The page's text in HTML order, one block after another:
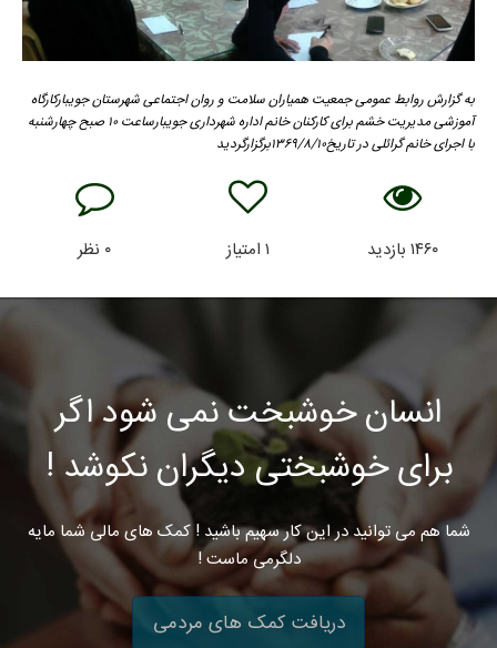
به گزارش روابط عمومی جمعیت همیاران سلامت و روان اجتماعی شهرستان جویبارکارگاه
آموزشی مدیریت خشم برای کارکنان خانم اداره شهرداری جویبارساعت ۱۰ صبح چهارشنبه
با اجرای خانم گرائلی در تاریخ۱۳۶۹/۸/۱۰برگزارگردید
۱۴۶۰ بازدید ۱امتیاز ۰ نظر
انسان خوشبخت نمی شود اگر
برای خوشبختی دیگران نکوشد !
شما هم می توانید در این کار سهیم باشید ! کمک های مالی شما مایه
دلگرمی ماست !
دریافت کمک های مردمی